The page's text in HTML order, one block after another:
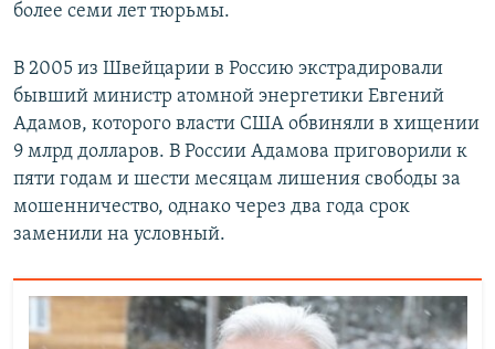
более семи лет тюрьмы.
В 2005 из Швейцарии в Россию экстрадировали
бывший министр атомной энергетики Евгений
Адамов, которого власти США обвиняли в хищении
9 млрд долларов. В России Адамова приговорили к
пяти годам и шести месяцам лишения свободы за
мошенничество, однако через два года срок
заменили на условный.